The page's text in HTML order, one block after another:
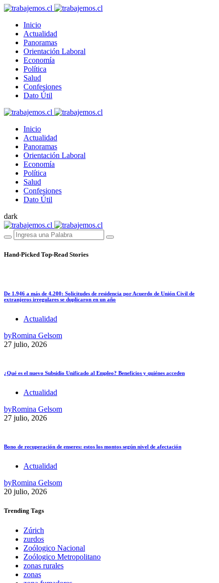
Inicio
Actualidad
Panoramas
Orientación Laboral
Economía
Política
Salud
Confesiones
Dato Útil
Inicio
Actualidad
Panoramas
Orientación Laboral
Economía
Política
Salud
Confesiones
Dato Útil
dark
Hand-Picked Top-Read Stories
De 1.946 a más de 4.200: Solicitudes de residencia por Acuerdo de Unión Civil de
extranjeros irregulares se duplicaron en un año
Actualidad
byRomina Gelsom
27 julio, 2026
¿Qué es el nuevo Subsidio Unificado al Empleo? Beneficios y quiénes acceden
Actualidad
byRomina Gelsom
27 julio, 2026
Bono de recuperación de enseres: estos los montos según nivel de afectación
Actualidad
byRomina Gelsom
20 julio, 2026
Trending Tags
Zúrich
zurdos
Zoólogico Nacional
Zoólogico Metropolitano
zonas rurales
zonas